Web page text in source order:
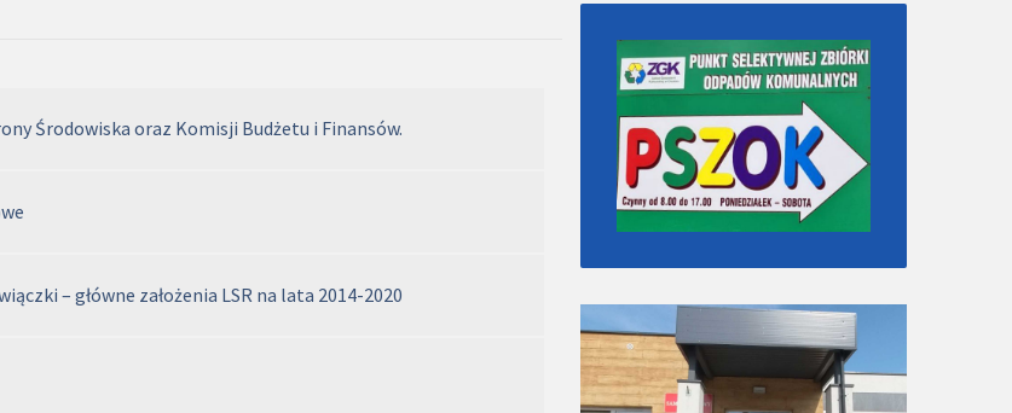
Środowiska oraz Komisji Budżetu i Finansów.
– główne założenia LSR na lata 2014-2020